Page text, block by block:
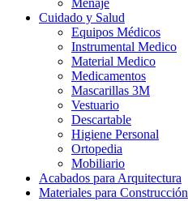
Menaje
Cuidado y Salud
Equipos Médicos
Instrumental Medico
Material Medico
Medicamentos
Mascarillas 3M
Vestuario
Descartable
Higiene Personal
Ortopedia
Mobiliario
Acabados para Arquitectura
Materiales para Construcción